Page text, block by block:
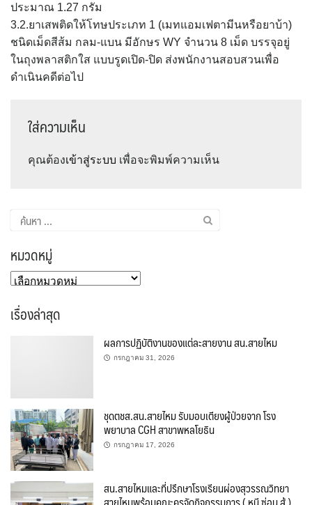
ประมาณ 1.27 กรัม
3.2.ยาเสพติดให้โทษประเภท 1 (เมทแอมเฟตามีนหรือยาบ้า)
ชนิดเม็ดสีส้ม กลม-แบน มีอักษร WY จำนวน 8 เม็ด บรรจุอยู่
ในถุงพลาสติกใส แบบรูดเปิด-ปิด ส่งพนักงานสอบสวนเพื่อ
ดำเนินคดีต่อไป
ใส่ความเห็น
คุณต้องเข้าสู่ระบบ เพื่อจะพิมพ์ความเห็น
ค้นหา
สำหรับ:
หมวดหมู่
หมวด
เรื่องล่าสุด
ผลการปฏิบัติงานของแต่ละสายงาน สน.สายไหม
กรกฎาคม 31, 2026
ชุดตชส.สน.สายไหม รับมอบเตียงผู้ป่วยจาก โรง
พยาบาล CGH สาขาพหลโยธิน
กรกฎาคม 17, 2026
สน.สายไหมและที่ปรึกษาโรงเรียนผ่องสุวรรณวิทยา